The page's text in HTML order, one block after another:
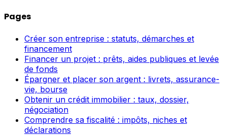
Pages
Créer son entreprise : statuts, démarches et
financement
Financer un projet : prêts, aides publiques et levée
de fonds
Épargner et placer son argent : livrets, assurance-
vie, bourse
Obtenir un crédit immobilier : taux, dossier,
négociation
Comprendre sa fiscalité : impôts, niches et
déclarations